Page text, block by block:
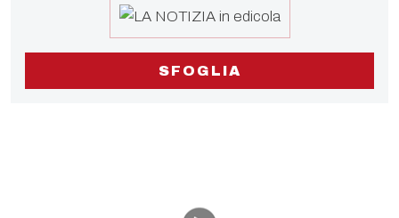
SFOGLIA